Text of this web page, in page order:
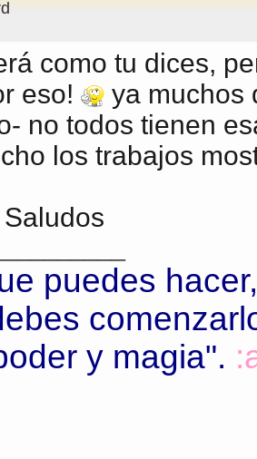
como tu dices,
eso!
ya muchos
no todos tienen
los trabajos
puedes
y magia".